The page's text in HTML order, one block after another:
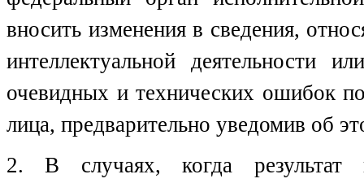
вносить изменения в сведения,
интеллектуальной деятельности
очевидных и технических ошибок
лица, предварительно уведомив об
2. В случаях, когда результат